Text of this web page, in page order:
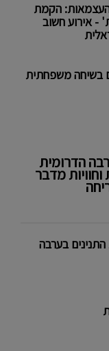
העצמאות: הקמת
- אירוע חשוב
בשיחה משפחתית
הדרומית
וחוויות מדבר
התנינים בערבה